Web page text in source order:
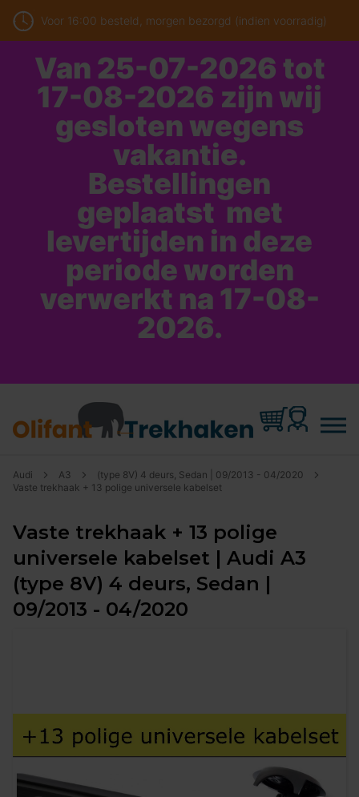
Voor 16:00 besteld, morgen bezorgd (indien voorradig)
Van 25-07-2026 tot
17-08-2026 zijn wij
gesloten wegens
vakantie.
Bestellingen
geplaatst met
levertijden in deze
periode worden
verwerkt na 17-08-
2026.
Audi A3
(type 8V) 4 deurs, Sedan | 09/2013 - 04/2020
Vaste trekhaak + 13 polige universele kabelset
Vaste trekhaak + 13 polige
universele kabelset | Audi A3
(type 8V) 4 deurs, Sedan |
09/2013 - 04/2020